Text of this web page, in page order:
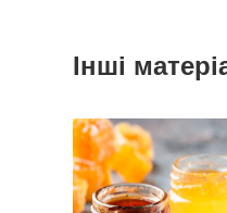
Інші